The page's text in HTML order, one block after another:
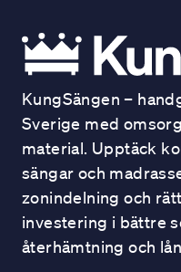
KungSängen –
Sverige med
material. Upptäck
sängar och
zonindelning och
investering i bättre
återhämtning och